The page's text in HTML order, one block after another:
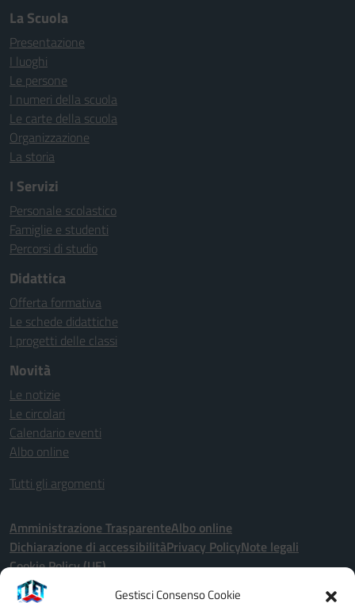
Gestisci Consenso Cookie
La Scuola
Presentazione
I luoghi
Le persone
I numeri della scuola
Le carte della scuola
Organizzazione
La storia
I Servizi
Personale scolastico
Famiglie e studenti
Percorsi di studio
Didattica
Offerta formativa
Le schede didattiche
I progetti delle classi
Novità
Le notizie
Le circolari
Calendario eventi
Albo online
Tutti gli argomenti
Amministrazione TrasparenteAlbo online
Dichiarazione di accessibilitàPrivacy PolicyNote legali
Cookie Policy (UE)
Seguici su: